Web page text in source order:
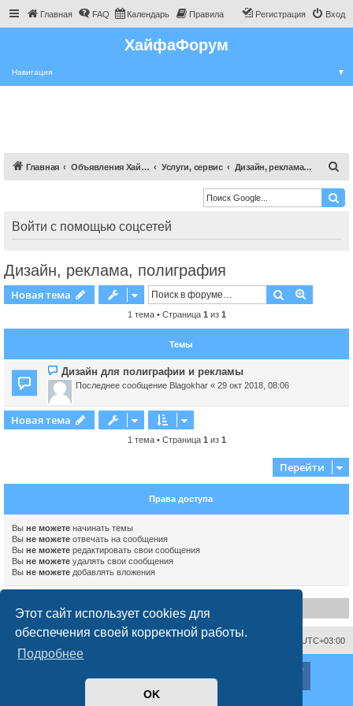
Этот сайт использует cookies для
обеспечения своей корректной работы.
Подробнее
OK
Главная FAQ Календарь Правила Вход
Регистрация
ХайфаФорум
Навигация ▼
Главная Объявления Хайфы и крайот Услуги, сервис Дизайн, реклама, полиграфия
и
к
Войти с помощью соцсетей
Дизайн, реклама, полиграфия
Новая тема Поиск
1 тема • Страница 1 из 1
Темы
Дизайн для полиграфии и рекламы
Последнее сообщение Blagokhar « 29 окт 2018, 08:06
Новая тема
1 тема • Страница 1 из 1
Перейти
Права доступа
Вы не можете начинать темы
Вы не можете отвечать на сообщения
Вы не можете редактировать свои сообщения
Вы не можете удалять свои сообщения
Вы не можете добавлять вложения
Disclaimer
UTC+03:00
Связаться с администрацией
® Forum Software © phpBB Limited